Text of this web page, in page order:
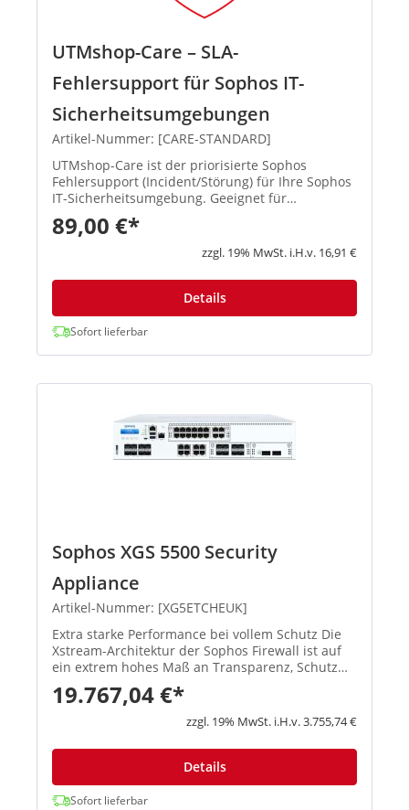
UTMshop-Care – SLA-
Fehlersupport für Sophos IT-
Sicherheitsumgebungen
Artikel-Nummer: [CARE-STANDARD]
UTMshop-Care ist der priorisierte Sophos
Fehlersupport (Incident/Störung) für Ihre Sophos
IT-Sicherheitsumgebung. Geeignet für
Unternehmen, die einen externen Sophos
Support mit SLA und planbaren Reaktionszeiten
benötigen. Sie erhalten definiert...
89,00 €*
zzgl. 19% MwSt. i.H.v. 16,91 €
Details
Sofort lieferbar
Sophos XGS 5500 Security
Appliance
Artikel-Nummer: [XG5ETCHEUK]
Extra starke Performance bei vollem Schutz Die
Xstream-Architektur der Sophos Firewall ist auf
ein extrem hohes Maß an Transparenz, Schutz
und Performance ausgelegt, damit
Administratoren die größten Herausforderungen
moderner Netzwerke spielend meis...
19.767,04 €*
zzgl. 19% MwSt. i.H.v. 3.755,74 €
Details
Sofort lieferbar